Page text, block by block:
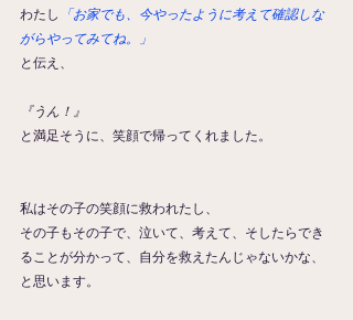
わたし
「お家でも、今やったように考えて確認しな
がらやってみてね。」
と伝え、
『うん！』
と満足そうに、笑顔で帰ってくれました。
私はその子の笑顔に救われたし、
その子もその子で、泣いて、考えて、そしたらでき
ることが分かって、自分を救えたんじゃないかな、
と思います。